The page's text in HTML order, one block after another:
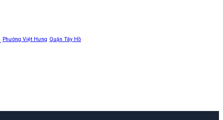
Phường Việt Hưng Quận Tây Hồ